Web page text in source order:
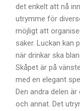
det enkelt att nå
utrymme för
möjligt att
saker. Luckan kan
när drinkar ska
Skåpet är på
med en elegant
Den andra delen
och annat. Det